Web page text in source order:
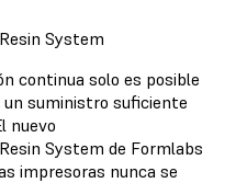
System
continua solo es posible
suministro suficiente
nuevo
System de Formlabs
impresoras nunca se